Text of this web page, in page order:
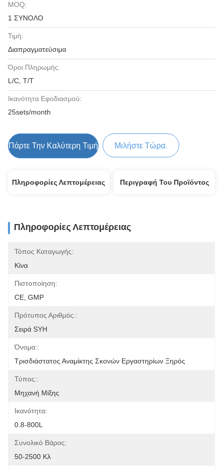
MOQ:
1 ΣΥΝΟΛΟ
Τιμή:
Διαπραγματεύσιμα
Όροι Πληρωμής:
L/C, T/T
Ικανότητα Εφοδιασμού:
25sets/month
Πάρτε Την Καλύτερη Τιμή Μιλήστε Τώρα.
Πληροφορίες Λεπτομέρειας Περιγραφή Του Προϊόντος
Πληροφορίες Λεπτομέρειας
Τόπος Καταγωγής:
Κίνα
Πιστοποίηση:
CE, GMP
Πρότυπος Αριθμός::
Σειρά SYH
Όνομα::
Τρισδιάστατος Αναμίκτης Σκονών Εργαστηρίων Ξηρός
Τύπος::
Μηχανή Μίξης
Ικανότητα:
0.8-800L
Συνολικό Βάρος:
50-2500 Κλ